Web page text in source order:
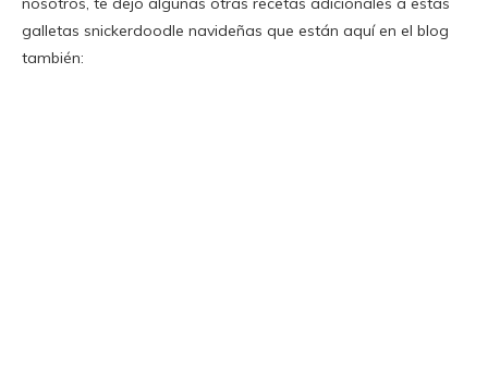
galletas snickerdoodle navideñas que están aquí en el blog
también: